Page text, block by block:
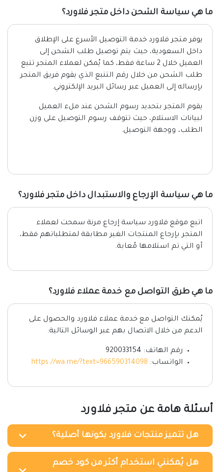
ما هي سياسة الشحن داخل متجر فلاورد؟
يوفر متجر فلاورد خدمة التوصيل الأسرع على الإطلاق
داخل السعودية، حيث يتم توصيل طلب الشحن إلى
العميل خلال 2 ساعة فقط، كما يُمكن لعملاء المتجر تتبع
طلب الشحن من خلال رقم التتبع الذي يقوم فريق المتجر
بإرساله إلى العميل عبر رسائل البريد الإلكتروني.
يقوم المتجر بتحديد رسوم الشحن عند ملء العميل
لبيانات الاستلام، حيث تتوقف رسوم التوصيل على وزن
الطلب، ووجهة التوصيل.
ما هي سياسة الإرجاع والاستبدال داخل متجر فلاورد؟
اتبع موقع فلاورد سياسة إرجاع مرنة سمحت لعملاء
المتجر بإرجاع المنتجات الغير مطابقة لمتطلباتهم فقط،
أو التي تم استلامها مُعابة.
ما هي طرق التواصل مع خدمة عملاء فلاورد؟
يُمكنك التواصل مع خدمة عملاء فلاورد والحصول على
الدعم من خلال الاتصال بهم عبر الوسائل التالية:
رقم الهاتف: 920033154
الواتساب: https://wa.me/?text=966590314098
أسئلة هامة عن متجر فلاورد
هل تتميز منتجات فلاورد بكونها أصلية؟
هل يُمكنني استخدام أكثر من كود خصم